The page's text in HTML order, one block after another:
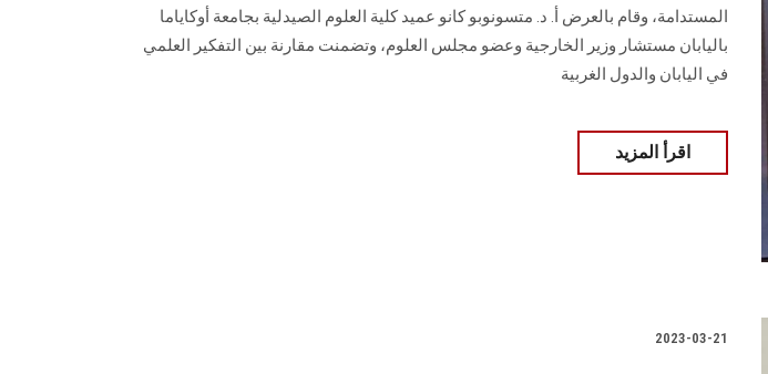
المستدامة، وقام بالعرض أ. د. متسونوبو كانو عميد كلية العلوم الصيدلية بجامعة أوكاياما
باليابان مستشار وزير الخارجية وعضو مجلس العلوم، وتضمنت مقارنة بين التفكير العلمي
في اليابان والدول الغربية
اقرأ المزيد
2023-03-21